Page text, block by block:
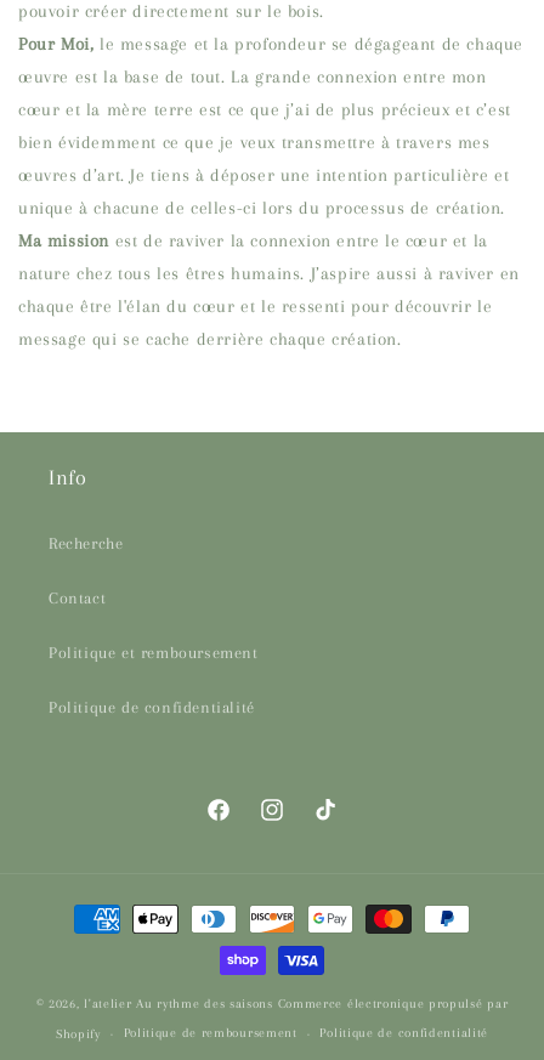
pouvoir créer directement sur le bois.
Pour Moi, le message et la profondeur se dégageant de chaque
œuvre est la base de tout. La grande connexion entre mon
cœur et la mère terre est ce que j’ai de plus précieux et c’est
bien évidemment ce que je veux transmettre à travers mes
œuvres d’art. Je tiens à déposer une intention particulière et
unique à chacune de celles-ci lors du processus de création.
Ma mission est de raviver la connexion entre le cœur et la
nature chez tous les êtres humains. J’aspire aussi à raviver en
chaque être l'élan du cœur et le ressenti pour découvrir le
message qui se cache derrière chaque création.
Info
Recherche
Contact
Politique et remboursement
Politique de confidentialité
FacebookInstagramTikTok
Moyens
© 2026, l'atelier Au rythme des saisons Commerce électronique propulsé par
Shopify
Politique de remboursement Politique de confidentialité